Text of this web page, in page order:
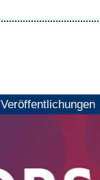
Veröffentlichungen